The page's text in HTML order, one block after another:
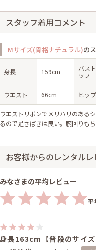
スタッフ着用コメント
Mサイズ(骨格ナチュラル)の
身長 159cm
バス
ップ
ウエスト 66cm ヒップ
ウエストリボンでメリハリのある
るので足さばきは良い。腕回りもち
お客様からのレンタルレ
みなさまの平均レビュー
平
身長163cm【普段のサイ